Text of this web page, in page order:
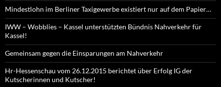
Mindestlohn im Berliner Taxigewerbe existiert nur auf dem Papier…
IWW – Wobblies – Kassel unterstützten Bündnis Nahverkehr für
Kassel!
Gemeinsam gegen die Einsparungen am Nahverkehr
Hr-Hessenschau vom 26.12.2015 berichtet über Erfolg IG der
Kutscherinnen und Kutscher!